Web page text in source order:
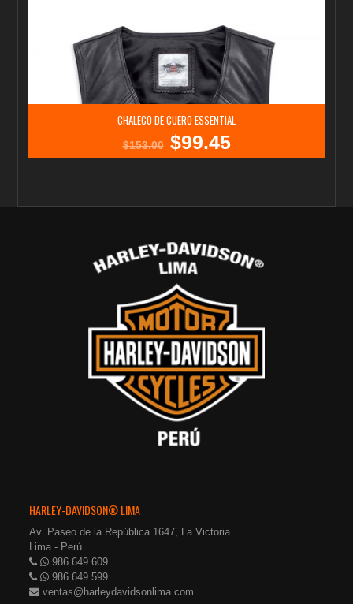
CHALECO DE CUERO ESSENTIAL
$153.00
El
$99.45El
HARLEY-DAVIDSON® LIMA
Av. Paseo de la República 1647, La Victoria
Lima - Perú
986 649 609
986 649 599
ventas@harleydavidsonlima.com